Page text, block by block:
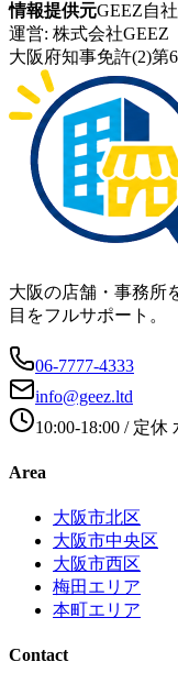
情報提供元GEEZ自
運営: 株式会社GEEZ
大阪府知事免許(2)第
大阪の店舗・事務所
目をフルサポート。
06-7777-4333
info@geez.ltd
10:00-18:00 / 定休
Area
大阪市北区
大阪市中央区
大阪市西区
梅田エリア
本町エリア
Contact